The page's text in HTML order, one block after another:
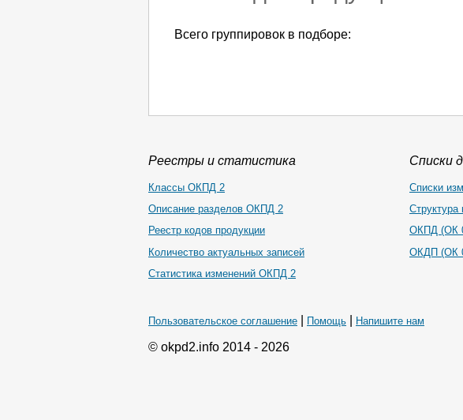
Всего группировок в подборе:
Реестры и статистика
Классы ОКПД 2
Описание разделов ОКПД 2
Реестр кодов продукции
Количество актуальных записей
Статистика изменений ОКПД 2
Списки
Списки
Структура
ОКПД (ОК
ОКДП (ОК
Пользовательское соглашение Помощь Напишите нам
© okpd2.info 2014 - 2026